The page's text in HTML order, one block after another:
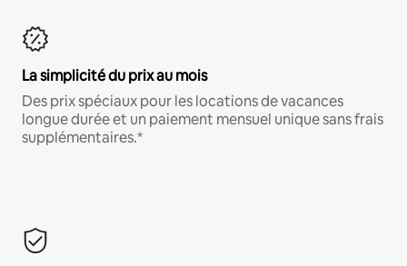
La simplicité du prix au mois
Des prix spéciaux pour les locations de vacances
longue durée et un paiement mensuel unique sans frais
supplémentaires.*